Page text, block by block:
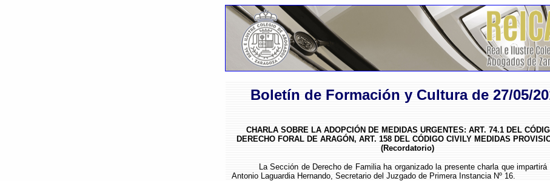
Boletín de Formación y Cultura de 27/05/
CHARLA SOBRE LA ADOPCIÓN DE MEDIDAS URGENTES: ART. 74.1 DEL
DERECHO FORAL DE ARAGÓN, ART. 158 DEL CÓDIGO CIVILY MEDIDAS
(Recordatorio)
La Sección de Derecho de Familia ha organizado la presente charla que impartirá
Antonio Laguardia Hernando, Secretario del Juzgado de Primera Instancia Nº 16.